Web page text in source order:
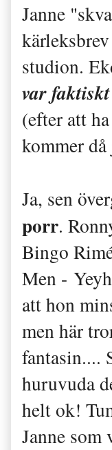
Janne
studion.
var
(efter att
kommer
Ja, sen
porr.
Bingo
Men -
att hon
men här
fantasin....
huruvuda
helt ok!
Janne